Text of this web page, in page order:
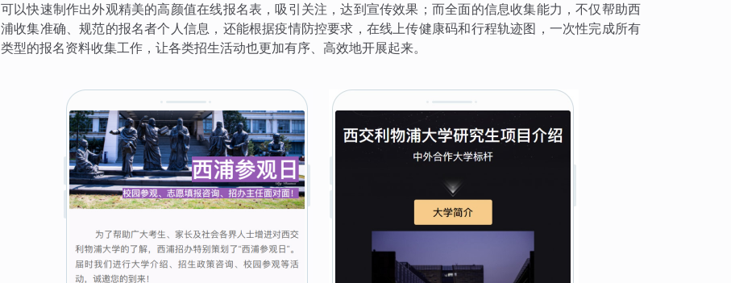
可以快速制作出外观精美的高颜值在线报名表，吸引关注，达到宣传效果；而全面的信息收集能力，不仅帮助西
浦收集准确、规范的报名者个人信息，还能根据疫情防控要求，在线上传健康码和行程轨迹图，一次性完成所有
类型的报名资料收集工作，让各类招生活动也更加有序、高效地开展起来。